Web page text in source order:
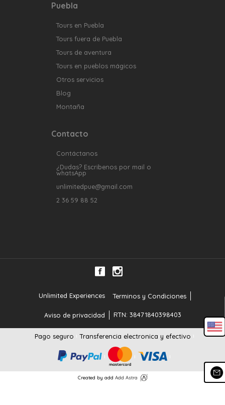
Puebla
Tours en Puebla
Tours fuera de Puebla
Tours de aventura
Tours en pueblos mágicos
Otros servicios
Blog
Montaña
Contacto
Contáctanos
¿Dudas? Escribenos por mail o
whatsApp
unlimitedpue@gmail.com
2 36 59 88 52
Unlimited Experiences Terminos y Condiciones
Aviso de privacidad RTN: 38471840398403
Pago seguro Transferencia electronica y efectivo
Created by add Add Astra